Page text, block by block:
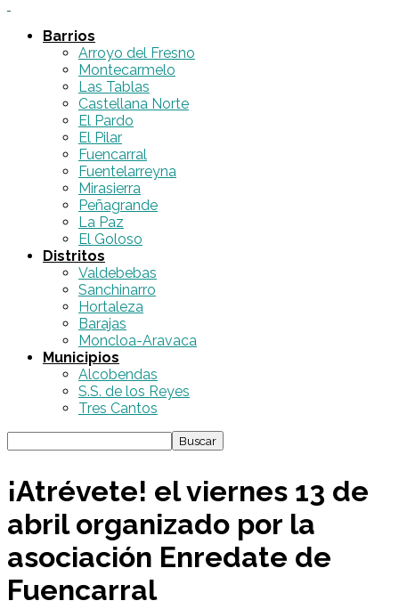
Barrios
Arroyo del Fresno
Montecarmelo
Las Tablas
Castellana Norte
El Pardo
El Pilar
Fuencarral
Fuentelarreyna
Mirasierra
Peñagrande
La Paz
El Goloso
Distritos
Valdebebas
Sanchinarro
Hortaleza
Barajas
Moncloa-Aravaca
Municipios
Alcobendas
S.S. de los Reyes
Tres Cantos
¡Atrévete! el viernes 13 de
abril organizado por la
asociación Enredate de
Fuencarral